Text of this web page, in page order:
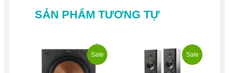
SẢN PHẨM TƯƠNG TỰ
Sale Sale